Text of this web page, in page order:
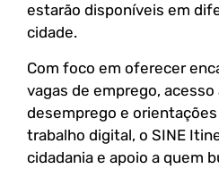
estarão disponíveis em
cidade.
Com foco em oferecer
vagas de emprego, acesso
desemprego e
trabalho digital, o SINE
cidadania e apoio a quem